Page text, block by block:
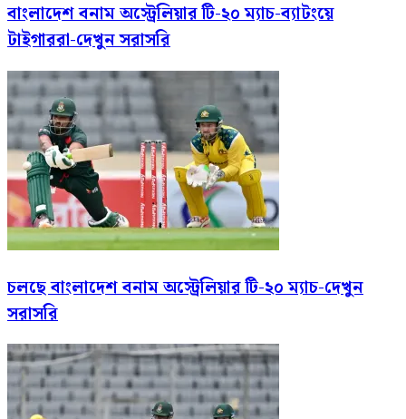
বাংলাদেশ বনাম অস্ট্রেলিয়ার টি-২০ ম্যাচ-ব্যাটংয়ে
টাইগাররা-দেখুন সরাসরি
চলছে বাংলাদেশ বনাম অস্ট্রেলিয়ার টি-২০ ম্যাচ-দেখুন
সরাসরি